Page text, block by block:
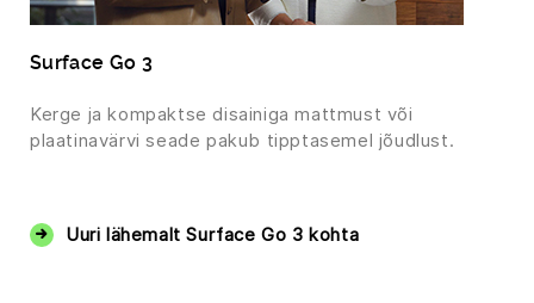
Surface Go 3
Kerge ja kompaktse disainiga mattmust või
plaatinavärvi seade pakub tipptasemel jõudlust.
Uuri lähemalt Surface Go 3 kohta